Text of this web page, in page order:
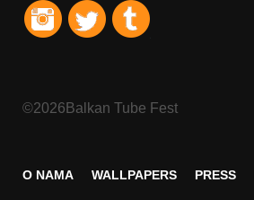
©2026Balkan Tube Fest
O NAMA WALLPAPERS PRESS